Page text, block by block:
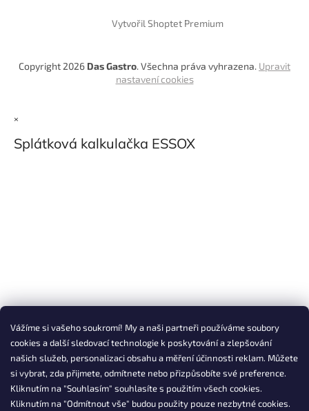
Vážíme si vašeho soukromí! My a naši partneři používáme soubory
cookies a další sledovací technologie k poskytování a zlepšování
našich služeb, personalizaci obsahu a měření účinnosti reklam. Můžete
si vybrat, zda přijmete, odmítnete nebo přizpůsobíte své preference.
Kliknutím na "Souhlasím" souhlasíte s použitím všech cookies.
Kliknutím na "Odmítnout vše" budou použity pouze nezbytné cookies.
Vytvořil Shoptet Premium
Copyright 2026 Das Gastro. Všechna práva vyhrazena. Upravit
nastavení cookies
×
Splátková kalkulačka ESSOX